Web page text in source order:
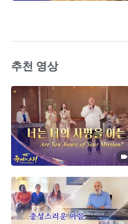
추천 영상